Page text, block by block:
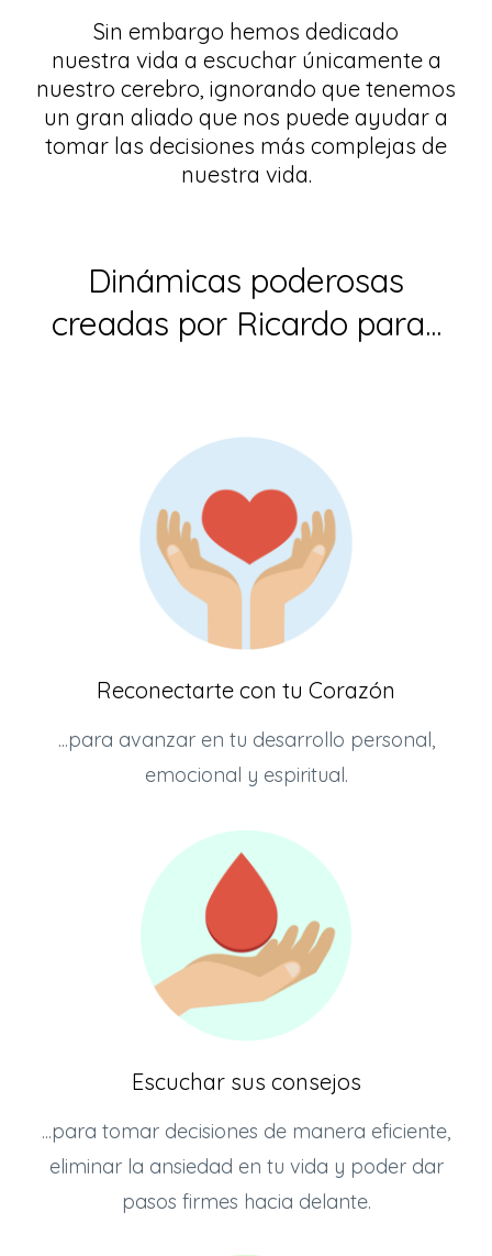
Sin embargo hemos dedicado
nuestra vida a escuchar únicamente a
nuestro cerebro, ignorando que tenemos
un gran aliado que nos puede ayudar a
tomar las decisiones más complejas de
nuestra vida.
Dinámicas poderosas
creadas por Ricardo para...
Reconectarte con tu Corazón
...para avanzar en tu desarrollo personal,
emocional y espiritual.
Escuchar sus consejos
...para tomar decisiones de manera eficiente,
eliminar la ansiedad en tu vida y poder dar
pasos firmes hacia delante.